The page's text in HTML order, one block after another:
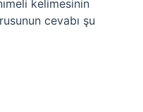
kelimesinin
cevabı şu